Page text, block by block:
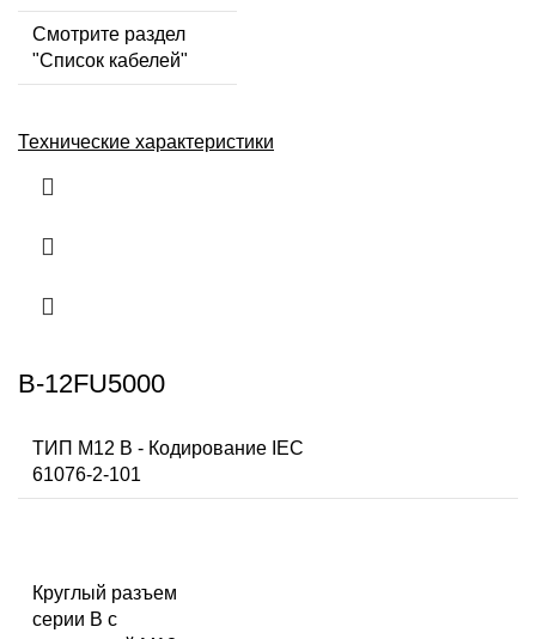
Смотрите раздел
"Список кабелей"
Технические характеристики
B-12FU5000
ТИП M12 B - Кодирование IEC
61076-2-101
Круглый разъем
серии B с